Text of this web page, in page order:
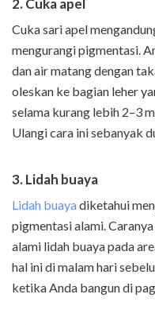
2. Cuka apel
Cuka sari apel
mengurangi pigmentasi.
dan air matang dengan
oleskan ke bagian leher
selama kurang lebih 2–3
Ulangi cara ini sebanyak
3. Lidah buaya
Lidah buayadiketahui
pigmentasi alami.
alami lidah buaya pada
hal ini di malam hari
ketika Anda bangun di